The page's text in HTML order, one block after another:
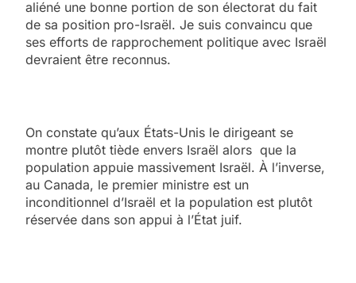
aliéné une bonne portion de son électorat du fait
de sa position pro-Israël. Je suis convaincu que
ses efforts de rapprochement politique avec Israël
devraient être reconnus.
On constate qu’aux États-Unis le dirigeant se
montre plutôt tiède envers Israël alors que la
population appuie massivement Israël. À l’inverse,
au Canada, le premier ministre est un
inconditionnel d’Israël et la population est plutôt
réservée dans son appui à l’État juif.